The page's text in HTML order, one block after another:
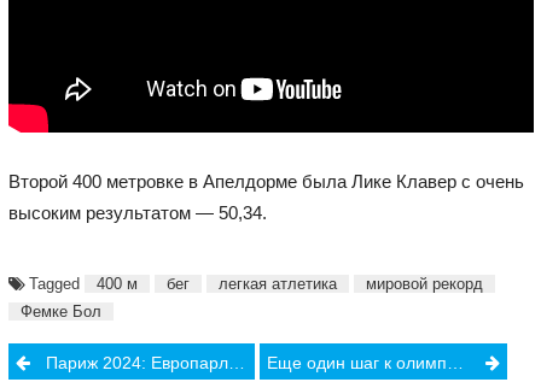
Второй 400 метровке в Апелдорме была Лике Клавер с очень
высоким результатом — 50,34.
Tagged 400 м бег легкая атлетика
мировой рекорд
Фемке Бол
PostПариж 2024: Европарламент против Баха Еще один шаг к олимпийскому Парижу